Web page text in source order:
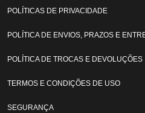
POLÍTICAS DE PRIVACIDADE
POLÍTICA DE ENVIOS, PRAZOS E
POLÍTICA DE TROCAS E DEVOLUÇÕES
TERMOS E CONDIÇÕES DE USO
SEGURANÇA